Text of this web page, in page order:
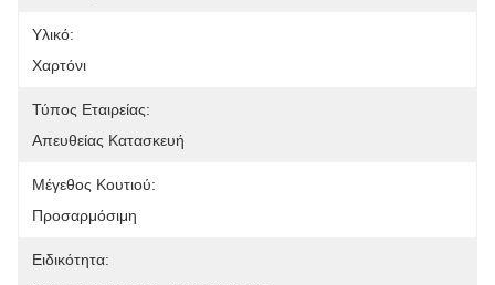
Υλικό:
Χαρτόνι
Τύπος Εταιρείας:
Απευθείας Κατασκευή
Μέγεθος Κουτιού:
Προσαρμόσιμη
Ειδικότητα: